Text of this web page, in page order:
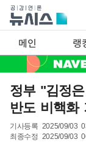
메인 랭
정부 "김정
반도 비핵화
기사등록 2025/09/03
최종수정 2025/09/03